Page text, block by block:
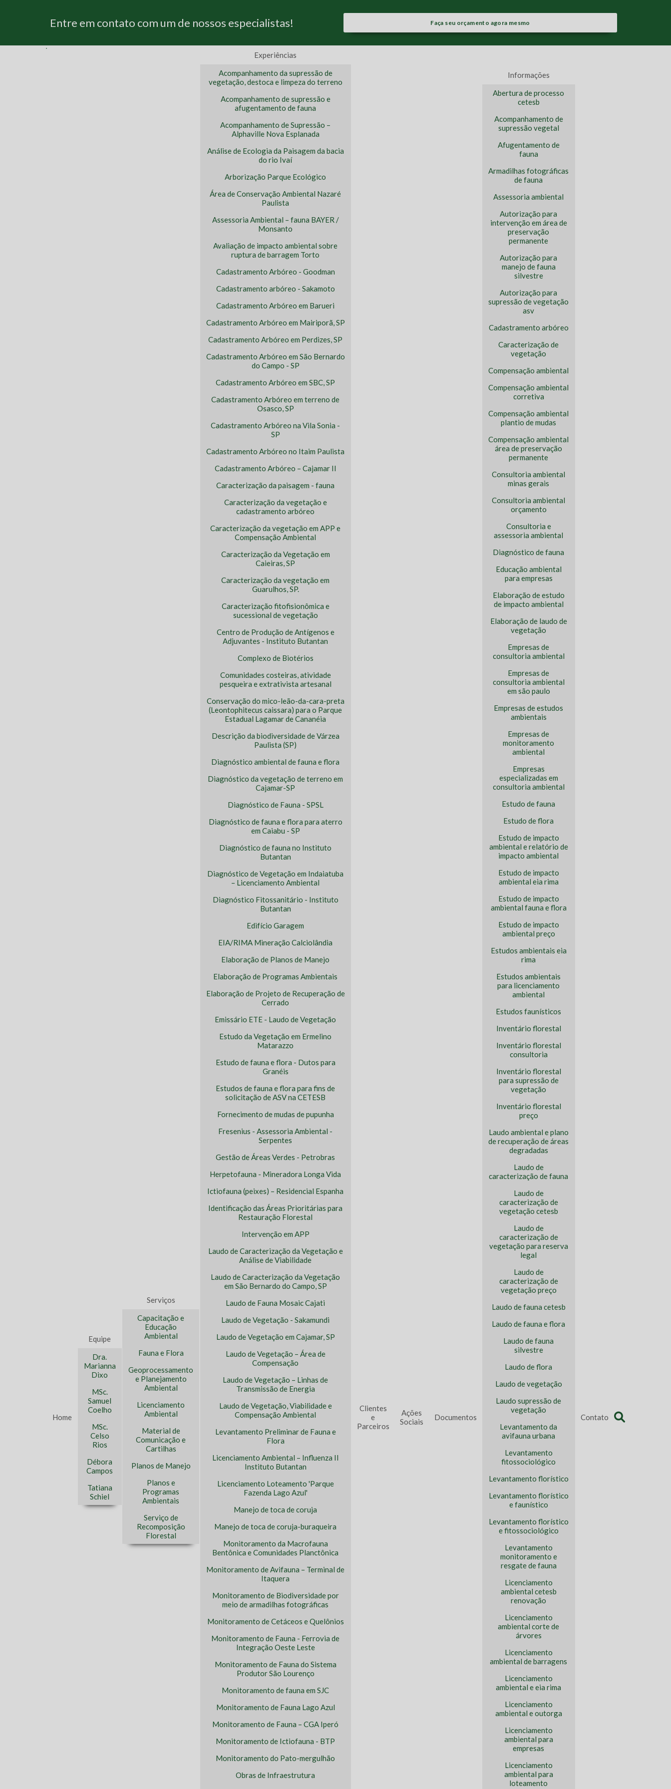
Entre em contato com um de nossos especialistas! Faça seu orçamento agora mesmo
Home
Equipe
Dra.
Marianna
Dixo
MSc.
Samuel
Coelho
MSc.
Celso
Rios
Débora
Campos
Tatiana
Schiel
Serviços
Capacitação e
Educação
Ambiental
Fauna e Flora
Geoprocessamento
e Planejamento
Ambiental
Licenciamento
Ambiental
Material de
Comunicação e
Cartilhas
Planos de Manejo
Planos e
Programas
Ambientais
Serviço de
Recomposição
Florestal
Experiências
Acompanhamento da supressão de
vegetação, destoca e limpeza do terreno
Acompanhamento de supressão e
afugentamento de fauna
Acompanhamento de Supressão –
Alphaville Nova Esplanada
Análise de Ecologia da Paisagem da bacia
do rio Ivaí
Arborização Parque Ecológico
Área de Conservação Ambiental Nazaré
Paulista
Assessoria Ambiental – fauna BAYER /
Monsanto
Avaliação de impacto ambiental sobre
ruptura de barragem Torto
Cadastramento Arbóreo - Goodman
Cadastramento arbóreo - Sakamoto
Cadastramento Arbóreo em Barueri
Cadastramento Arbóreo em Mairiporã, SP
Cadastramento Arbóreo em Perdizes, SP
Cadastramento Arbóreo em São Bernardo
do Campo - SP
Cadastramento Arbóreo em SBC, SP
Cadastramento Arbóreo em terreno de
Osasco, SP
Cadastramento Arbóreo na Vila Sonia -
SP
Cadastramento Arbóreo no Itaim Paulista
Cadastramento Arbóreo – Cajamar II
Caracterização da paisagem - fauna
Caracterização da vegetação e
cadastramento arbóreo
Caracterização da vegetação em APP e
Compensação Ambiental
Caracterização da Vegetação em
Caieiras, SP
Caracterização da vegetação em
Guarulhos, SP.
Caracterização fitofisionômica e
sucessional de vegetação
Centro de Produção de Antígenos e
Adjuvantes - Instituto Butantan
Complexo de Biotérios
Comunidades costeiras, atividade
pesqueira e extrativista artesanal
Conservação do mico-leão-da-cara-preta
(Leontophitecus caissara) para o Parque
Estadual Lagamar de Cananéia
Descrição da biodiversidade de Várzea
Paulista (SP)
Diagnóstico ambiental de fauna e flora
Diagnóstico da vegetação de terreno em
Cajamar-SP
Diagnóstico de Fauna - SPSL
Diagnóstico de fauna e flora para aterro
em Caiabu - SP
Diagnóstico de fauna no Instituto
Butantan
Diagnóstico de Vegetação em Indaiatuba
– Licenciamento Ambiental
Diagnóstico Fitossanitário - Instituto
Butantan
Edifício Garagem
EIA/RIMA Mineração Calciolândia
Elaboração de Planos de Manejo
Elaboração de Programas Ambientais
Elaboração de Projeto de Recuperação de
Cerrado
Emissário ETE - Laudo de Vegetação
Estudo da Vegetação em Ermelino
Matarazzo
Estudo de fauna e flora - Dutos para
Granéis
Estudos de fauna e flora para fins de
solicitação de ASV na CETESB
Fornecimento de mudas de pupunha
Fresenius - Assessoria Ambiental -
Serpentes
Gestão de Áreas Verdes - Petrobras
Herpetofauna - Mineradora Longa Vida
Ictiofauna (peixes) – Residencial Espanha
Identificação das Áreas Prioritárias para
Restauração Florestal
Intervenção em APP
Laudo de Caracterização da Vegetação e
Análise de Viabilidade
Laudo de Caracterização da Vegetação
em São Bernardo do Campo, SP
Laudo de Fauna Mosaic Cajati
Laudo de Vegetação - Sakamundi
Laudo de Vegetação em Cajamar, SP
Laudo de Vegetação – Área de
Compensação
Laudo de Vegetação – Linhas de
Transmissão de Energia
Laudo de Vegetação, Viabilidade e
Compensação Ambiental
Levantamento Preliminar de Fauna e
Flora
Licenciamento Ambiental – Influenza II
Instituto Butantan
Licenciamento Loteamento 'Parque
Fazenda Lago Azul'
Manejo de toca de coruja
Manejo de toca de coruja-buraqueira
Monitoramento da Macrofauna
Bentônica e Comunidades Planctônica
Monitoramento de Avifauna – Terminal de
Itaquera
Monitoramento de Biodiversidade por
meio de armadilhas fotográficas
Monitoramento de Cetáceos e Quelônios
Monitoramento de Fauna - Ferrovia de
Integração Oeste Leste
Monitoramento de Fauna do Sistema
Produtor São Lourenço
Monitoramento de fauna em SJC
Monitoramento de Fauna Lago Azul
Monitoramento de Fauna – CGA Iperó
Monitoramento de Ictiofauna - BTP
Monitoramento do Pato-mergulhão
Obras de Infraestrutura
Clientes
e
Parceiros
Ações
Sociais
Documentos
Informações
Abertura de processo
cetesb
Acompanhamento de
supressão vegetal
Afugentamento de
fauna
Armadilhas fotográficas
de fauna
Assessoria ambiental
Autorização para
intervenção em área de
preservação
permanente
Autorização para
manejo de fauna
silvestre
Autorização para
supressão de vegetação
asv
Cadastramento arbóreo
Caracterização de
vegetação
Compensação ambiental
Compensação ambiental
corretiva
Compensação ambiental
plantio de mudas
Compensação ambiental
área de preservação
permanente
Consultoria ambiental
minas gerais
Consultoria ambiental
orçamento
Consultoria e
assessoria ambiental
Diagnóstico de fauna
Educação ambiental
para empresas
Elaboração de estudo
de impacto ambiental
Elaboração de laudo de
vegetação
Empresas de
consultoria ambiental
Empresas de
consultoria ambiental
em são paulo
Empresas de estudos
ambientais
Empresas de
monitoramento
ambiental
Empresas
especializadas em
consultoria ambiental
Estudo de fauna
Estudo de flora
Estudo de impacto
ambiental e relatório de
impacto ambiental
Estudo de impacto
ambiental eia rima
Estudo de impacto
ambiental fauna e flora
Estudo de impacto
ambiental preço
Estudos ambientais eia
rima
Estudos ambientais
para licenciamento
ambiental
Estudos faunísticos
Inventário florestal
Inventário florestal
consultoria
Inventário florestal
para supressão de
vegetação
Inventário florestal
preço
Laudo ambiental e plano
de recuperação de áreas
degradadas
Laudo de
caracterização de fauna
Laudo de
caracterização de
vegetação cetesb
Laudo de
caracterização de
vegetação para reserva
legal
Laudo de
caracterização de
vegetação preço
Laudo de fauna cetesb
Laudo de fauna e flora
Laudo de fauna
silvestre
Laudo de flora
Laudo de vegetação
Laudo supressão de
vegetação
Levantamento da
avifauna urbana
Levantamento
fitossociológico
Levantamento florístico
Levantamento florístico
e faunístico
Levantamento florístico
e fitossociológico
Levantamento
monitoramento e
resgate de fauna
Licenciamento
ambiental cetesb
renovação
Licenciamento
ambiental corte de
árvores
Licenciamento
ambiental de barragens
Licenciamento
ambiental e eia rima
Licenciamento
ambiental e outorga
Licenciamento
ambiental para
empresas
Licenciamento
ambiental para
loteamento
Contato